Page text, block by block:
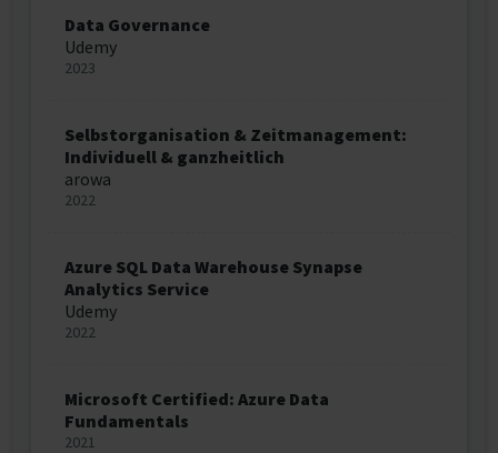
Data Governance
Udemy
2023
Selbstorganisation & Zeitmanagement:
Individuell & ganzheitlich
arowa
2022
Azure SQL Data Warehouse Synapse
Analytics Service
Udemy
2022
Microsoft Certified: Azure Data
Fundamentals
2021